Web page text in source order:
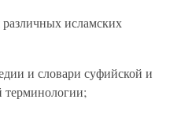
исламских
и словари суфийской и
терминологии;